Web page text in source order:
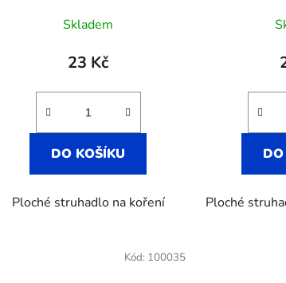
hodnocení
produktu
5,0
z
hvězdiček.
Skladem
23 Kč
DO KOŠÍKU
Ploché struhadlo na koření Ploché
Kód: 100035